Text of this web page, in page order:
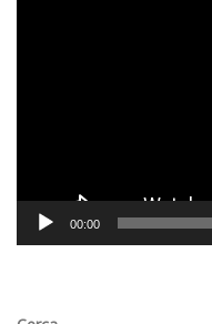
00:00